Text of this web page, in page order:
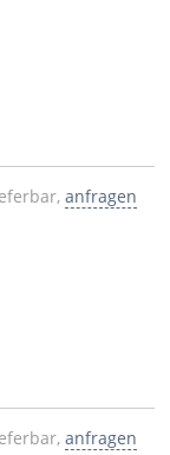
anfragen
anfragen